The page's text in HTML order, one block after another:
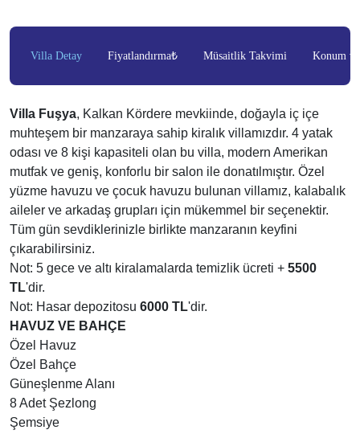
Villa Detay Fiyatlandırma₺ Müsaitlik Takvimi Konum
Villa Fuşya, Kalkan Kördere mevkiinde, doğayla iç içe
muhteşem bir manzaraya sahip kiralık villamızdır. 4 yatak
odası ve 8 kişi kapasiteli olan bu villa, modern Amerikan
mutfak ve geniş, konforlu bir salon ile donatılmıştır. Özel
yüzme havuzu ve çocuk havuzu bulunan villamız, kalabalık
aileler ve arkadaş grupları için mükemmel bir seçenektir.
Tüm gün sevdiklerinizle birlikte manzaranın keyfini
çıkarabilirsiniz.
Not: 5 gece ve altı kiralamalarda temizlik ücreti + 5500
TL'dir.
Not: Hasar depozitosu 6000 TL'dir.
HAVUZ VE BAHÇE
Özel Havuz
Özel Bahçe
Güneşlenme Alanı
8 Adet Şezlong
Şemsiye